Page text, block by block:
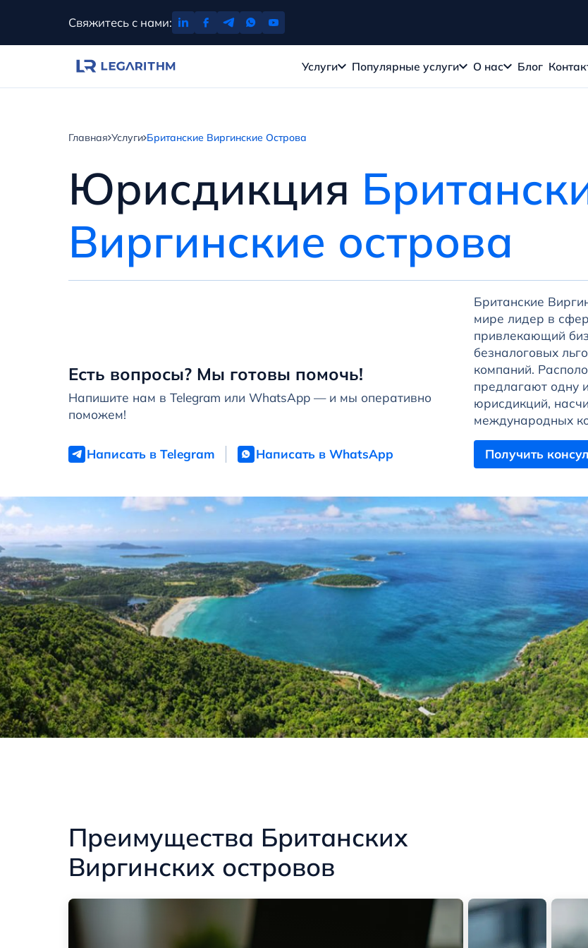
Свяжитесь с нами:
Услуги Популярные услуги О нас Блог
Главная Услуги Британские Виргинские Острова
Юрисдикция
Виргинские острова
Есть вопросы? Мы готовы помочь!
Напишите нам в Telegram или WhatsApp — и мы оперативно
поможем!
Написать в Telegram Написать в WhatsApp
Британские
мире лидер в
привлекающий
безналоговых
компаний.
предлагают одну
юрисдикций,
международных
Получить
Преимущества Британских
Виргинских островов